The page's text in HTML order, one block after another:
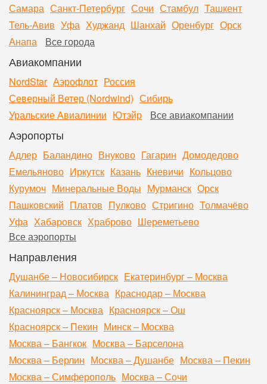
Самара Санкт-Петербург Сочи Стамбул Ташкент
Тель-Авив Уфа Худжанд Шанхай Оренбург Орск
Анапа
Все города
Авиакомпании
NordStar Аэрофлот Россия
Северный Ветер (Nordwind) Сибирь
Уральские Авиалинии Ютэйр Все авиакомпании
Аэропорты
Адлер Баландино Внуково Гагарин Домодедово
Емельяново Иркутск Казань Кневичи Кольцово
Курумоч Минеральные Воды Мурманск Орск
Пашковский Платов Пулково Стригино Толмачёво
Уфа Хабаровск Храброво Шереметьево
Все аэропорты
Направления
Душанбе – Новосибирск Екатеринбург – Москва
Калининград – Москва Краснодар – Москва
Красноярск – Москва Красноярск – Ош
Красноярск – Пекин Минск – Москва
Москва – Бангкок Москва – Барселона
Москва – Берлин Москва – Душанбе Москва – Пекин
Москва – Симферополь Москва – Сочи